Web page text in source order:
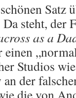
Satz
Da steht, der
as a
Studios
der
die von